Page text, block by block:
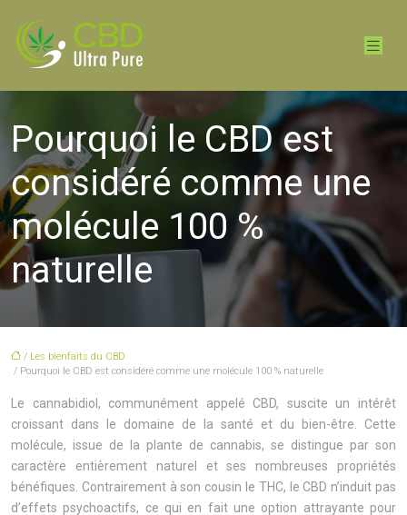
Pourquoi le CBD est
considéré comme une
molécule 100 %
naturelle
/ Les bienfaits du CBD
/ Pourquoi le CBD est considéré comme une molécule 100 % naturelle
Le cannabidiol, communément appelé CBD, suscite un intérêt
croissant dans le domaine de la santé et du bien-être. Cette
molécule, issue de la plante de cannabis, se distingue par son
caractère entièrement naturel et ses nombreuses propriétés
bénéfiques. Contrairement à son cousin le THC, le CBD n’induit pas
d’effets psychoactifs, ce qui en fait une option attrayante pour